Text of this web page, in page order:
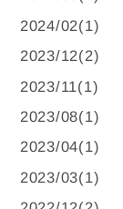
2024/02(1)
2023/12(2)
2023/11(1)
2023/08(1)
2023/04(1)
2023/03(1)